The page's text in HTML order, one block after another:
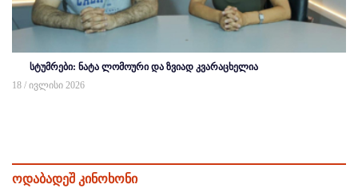
სტუმრები: ნატა ლომოური და ზვიად კვარაცხელია
18 / ივლისი 2026
ოდაბადეშ კინოხონი